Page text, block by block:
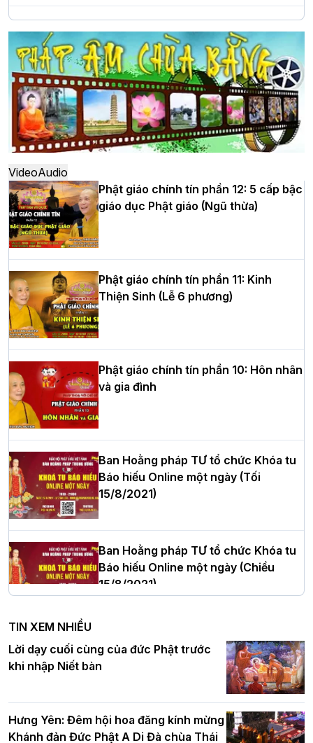
Hà Nội: Long trọng lễ khởi công xây
dựng Trung tâm văn hóa Phật giáo Thủ
đô
Hà Nội: Ngày tu học cuối cùng khép lại
khóa sinh hoạt Phật pháp mùa hè lần
thứ XIV tại chùa Bằng
Học yêu thương trong ngày tu tập thứ
tư của Khóa sinh hoạt Phật pháp mùa
hè tại chùa Bằng
HT.Thích Thọ Lạc được suy cử làm tân
Trưởng BTS GHPGVN tỉnh Nghệ An
Hòa thượng Thích Quảng Tùng tái đắc
cử Trưởng BTS GHPGVN thành phố Hải
Phòng nhiệm kỳ 2026 – 2031
Thượng tọa Thích Tâm Chính được suy
cử tân Trưởng ban Trị sự GHPGVN tỉnh
Hà Nội: Tăng Ni Trường hạ Bồ Đề trang
nghiêm tác pháp Tiền an cư PL.2570 –
DL.2026
chúc mừng Phật đản BTS GHPGVN TP.
Hà Nội
VideoAudio
Phật giáo chính tín phần 12: 5 cấp bậc
giáo dục Phật giáo (Ngũ thừa)
Phật giáo chính tín phần 11: Kinh
Thiện Sinh (Lễ 6 phương)
Phật giáo chính tín phần 10: Hôn nhân
và gia đình
Ban Hoằng pháp TƯ tổ chức Khóa tu
Báo hiếu Online một ngày (Tối
15/8/2021)
Ban Hoằng pháp TƯ tổ chức Khóa tu
Báo hiếu Online một ngày (Chiều
15/8/2021)
Ban Hoằng pháp TƯ tổ chức Khóa tu
Báo hiếu Online một ngày (Sáng
15/8/2021)
TIN XEM NHIỀU
Lời dạy cuối cùng của đức Phật trước
khi nhập Niết bàn
Hưng Yên: Đêm hội hoa đăng kính mừng
Khánh đản Đức Phật A Di Đà chùa Thái